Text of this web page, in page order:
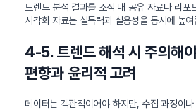
트렌드 분석 결과를 조직 내 공유 자료나 리포
시각화 자료는 설득력과 실용성을 동시에 높여
4-5. 트렌드 해석 시 주의해
편향과 윤리적 고려
데이터는 객관적이어야 하지만, 수집 과정이